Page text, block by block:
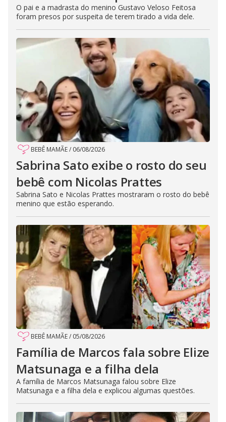
O pai e a madrasta do menino Gustavo Veloso Feitosa
foram presos por suspeita de terem tirado a vida dele.
BEBÊ MAMÃE/ 06/08/2026
Sabrina Sato exibe o rosto do seu
bebê com Nicolas Prattes
Sabrina Sato e Nicolas Prattes mostraram o rosto do bebê
menino que estão esperando.
BEBÊ MAMÃE/ 05/08/2026
Família de Marcos fala sobre Elize
Matsunaga e a filha dela
A família de Marcos Matsunaga falou sobre Elize
Matsunaga e a filha dela e explicou algumas questões.